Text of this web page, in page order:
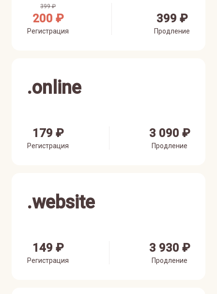
399 ₽
200 ₽
Регистрация
399 ₽
Продление
.online
179 ₽
Регистрация
3 090 ₽
Продление
.website
149 ₽
Регистрация
3 930 ₽
Продление